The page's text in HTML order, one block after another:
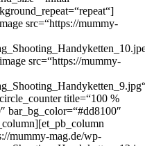
src=“https://mummy-
src=“https://mummy-
title=“100 %
bar_bg_color=“#dd8100″
mummy-mag.de/wp-